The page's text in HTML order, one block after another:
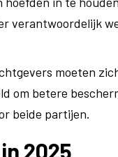
verantwoordelijk
moeten
om betere
beide partijen.
2025